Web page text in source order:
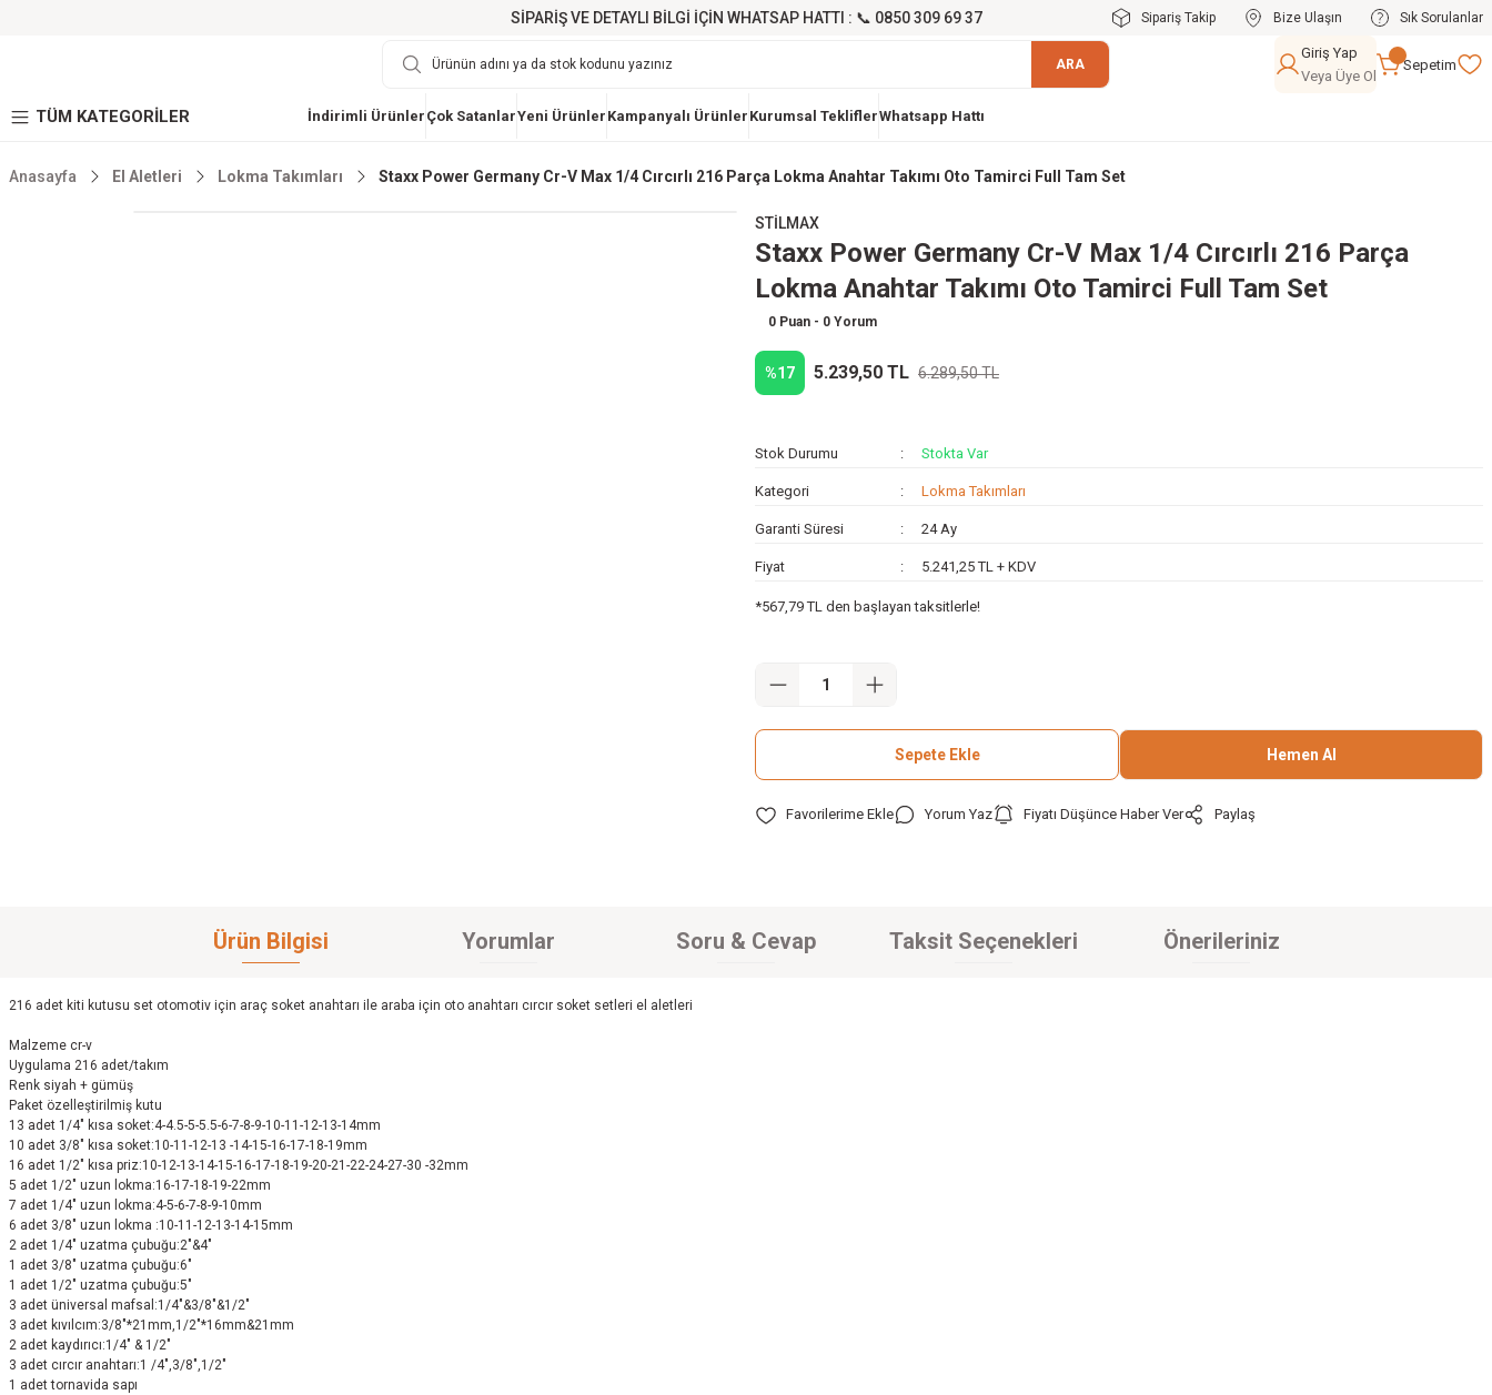
SİPARİŞ VE DETAYLI BİLGİ İÇİN WHATSAP HATTI : 📞 0850 309 69 37 Sipariş Takip Bize Ulaşın Sık Sorulanlar
ARA
Giriş Yap
Veya Üye Ol
Sepetim
TÜM KATEGORİLER İndirimli Ürünler Çok SatanlarYeni Ürünler Kampanyalı Ürünler Kurumsal TekliflerWhatsapp Hattı
Anasayfa El Aletleri Lokma Takımları Staxx Power Germany Cr-V Max 1/4 Cırcırlı 216 Parça Lokma Anahtar Takımı Oto Tamirci Full Tam Set
STİLMAX
Staxx Power Germany Cr-V Max 1/4 Cırcırlı 216 Parça
Lokma Anahtar Takımı Oto Tamirci Full Tam Set
0 Puan - 0 Yorum
%17 5.239,50 TL 6.289,50 TL
Stok Durumu Stokta Var
Kategori Lokma Takımları
Garanti Süresi 24 Ay
Fiyat 5.241,25 TL + KDV
*567,79 TL den başlayan taksitlerle!
Sepete Ekle Hemen Al
Yorum Yaz Fiyatı Düşünce Haber Ver Paylaş
Ürün Bilgisi Yorumlar Soru & Cevap Taksit Seçenekleri Önerileriniz
216 adet kiti kutusu set otomotiv için araç soket anahtarı ile araba için oto anahtarı cırcır soket setleri el aletleri
Malzeme cr-v
Uygulama 216 adet/takım
Renk siyah + gümüş
Paket özelleştirilmiş kutu
13 adet 1/4" kısa soket:4-4.5-5-5.5-6-7-8-9-10-11-12-13-14mm
10 adet 3/8" kısa soket:10-11-12-13 -14-15-16-17-18-19mm
16 adet 1/2" kısa priz:10-12-13-14-15-16-17-18-19-20-21-22-24-27-30 -32mm
5 adet 1/2" uzun lokma:16-17-18-19-22mm
7 adet 1/4" uzun lokma:4-5-6-7-8-9-10mm
6 adet 3/8" uzun lokma :10-11-12-13-14-15mm
2 adet 1/4" uzatma çubuğu:2"&4"
1 adet 3/8" uzatma çubuğu:6"
1 adet 1/2" uzatma çubuğu:5"
3 adet üniversal mafsal:1/4"&3/8"&1/2"
3 adet kıvılcım:3/8"*21mm,1/2"*16mm&21mm
2 adet kaydırıcı:1/4" & 1/2"
3 adet cırcır anahtarı:1 /4",3/8",1/2"
1 adet tornavida sapı